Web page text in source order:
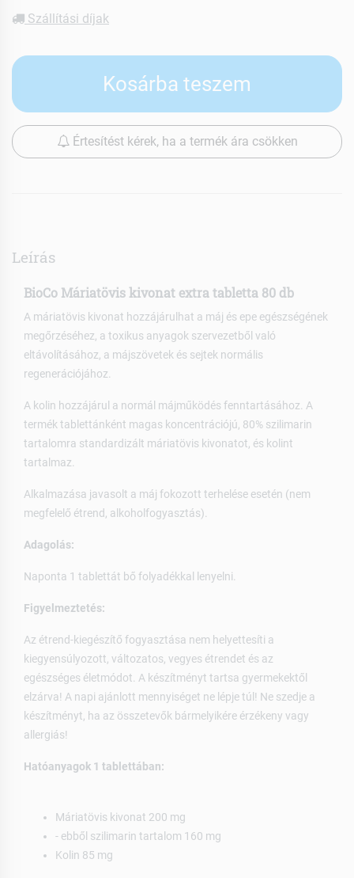
Szállítási díjak
Kosárba teszem
Értesítést kérek, ha a termék ára csökken
Leírás
BioCo Máriatövis kivonat extra tabletta 80 db
A máriatövis kivonat hozzájárulhat a máj és epe egészségének
megőrzéséhez, a toxikus anyagok szervezetből való
eltávolításához, a májszövetek és sejtek normális
regenerációjához.
A kolin hozzájárul a normál májműködés fenntartásához. A
termék tablettánként magas koncentrációjú, 80% szilimarin
tartalomra standardizált máriatövis kivonatot, és kolint
tartalmaz.
Alkalmazása javasolt a máj fokozott terhelése esetén (nem
megfelelő étrend, alkoholfogyasztás).
Adagolás:
Naponta 1 tablettát bő folyadékkal lenyelni.
Figyelmeztetés:
Az étrend-kiegészítő fogyasztása nem helyettesíti a
kiegyensúlyozott, változatos, vegyes étrendet és az
egészséges életmódot. A készítményt tartsa gyermekektől
elzárva! A napi ajánlott mennyiséget ne lépje túl! Ne szedje a
készítményt, ha az összetevők bármelyikére érzékeny vagy
allergiás!
Hatóanyagok 1 tablettában:
Máriatövis kivonat 200 mg
- ebből szilimarin tartalom 160 mg
Kolin 85 mg